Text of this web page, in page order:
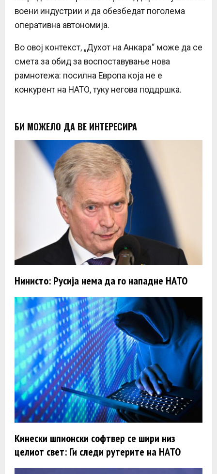
воени индустрии и да обезбедат поголема
оперативна автономија.
Во овој контекст, „Духот на Анкара“ може да се
смета за обид за воспоставување нова
рамнотежа: посилна Европа која не е
конкурент на НАТО, туку негова поддршка.
БИ МОЖЕЛО ДА ВЕ ИНТЕРЕСИРА
Нинисто: Русија нема да го нападне НАТО
Кинески шпионски софтвер се шири низ
целиот свет: Ги следи рутерите на НАТО